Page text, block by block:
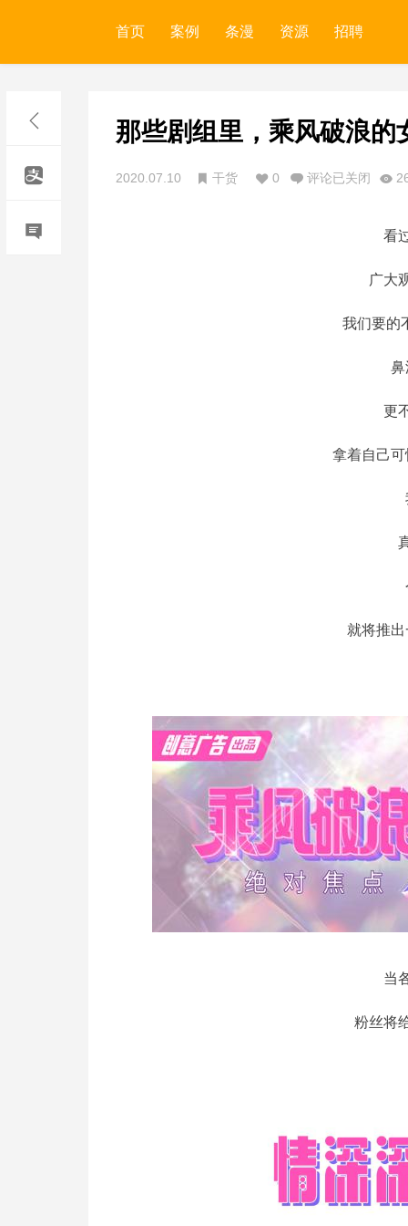
首页 案例 条漫 资源 招聘
那些剧组里，乘风破浪的
2020.07.10 干货 0 评论已关闭
看
广大
我们要的
鼻
更
拿着自己
就将推
当
粉丝将